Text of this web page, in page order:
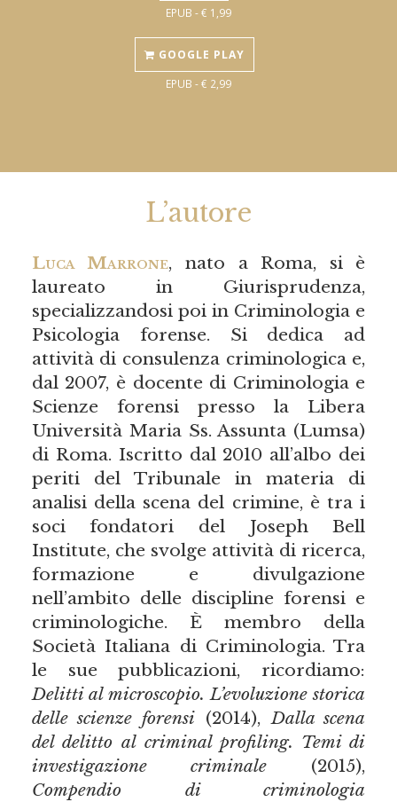
EPUB - € 1,99
GOOGLE PLAY
EPUB - € 2,99
L’autore
Luca Marrone, nato a Roma, si è
laureato in Giurisprudenza,
specializzandosi poi in Criminologia e
Psicologia forense. Si dedica ad
attività di consulenza criminologica e,
dal 2007, è docente di Criminologia e
Scienze forensi presso la Libera
Università Maria Ss. Assunta (Lumsa)
di Roma. Iscritto dal 2010 all’albo dei
periti del Tribunale in materia di
analisi della scena del crimine, è tra i
soci fondatori del Joseph Bell
Institute, che svolge attività di ricerca,
formazione e divulgazione
nell’ambito delle discipline forensi e
criminologiche. È membro della
Società Italiana di Criminologia. Tra
le sue pubblicazioni, ricordiamo:
Delitti al microscopio. L’evoluzione storica
delle scienze forensi (2014),Dalla scena
del delitto al criminal profiling. Temi di
investigazione criminale (2015),
Compendio di criminologia